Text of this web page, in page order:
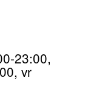
23:00,
vr